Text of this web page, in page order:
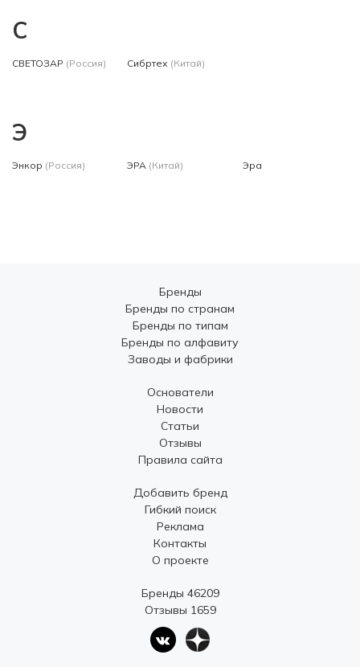
С
СВЕТОЗАР (Россия) Сибртех (Китай)
Э
Энкор (Россия) ЭРА (Китай) Эра
Бренды
Бренды по странам
Бренды по типам
Бренды по алфавиту
Заводы и фабрики
Основатели
Новости
Статьи
Отзывы
Правила сайта
Добавить бренд
Гибкий поиск
Реклама
Контакты
О проекте
Бренды 46209
Отзывы 1659